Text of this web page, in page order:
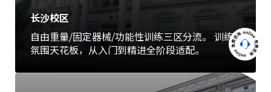
长沙校区
自由重量/固定器械/功能性训练三区分流。 训练
氛围天花板，从入门到精进全阶段适配。